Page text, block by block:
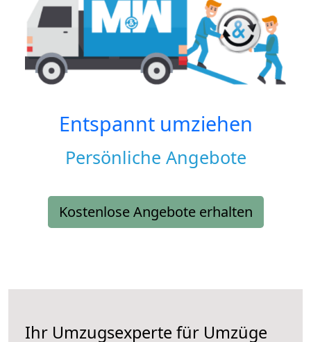
Entspannt umziehen
Persönliche Angebote
Kostenlose Angebote erhalten
Ihr Umzugsexperte für Umzüge